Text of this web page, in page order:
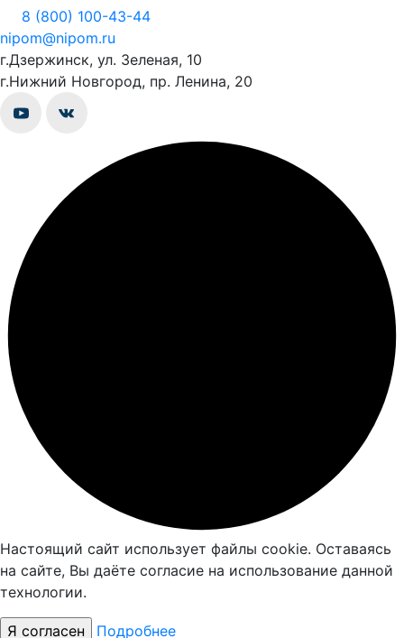
8 (800) 100-43-44
nipom@nipom.ru
г.Дзержинск, ул. Зеленая, 10
г.Нижний Новгород, пр. Ленина, 20
Настоящий сайт использует файлы cookie. Оставаясь
на сайте, Вы даёте согласие на использование данной
технологии.
Подробнее